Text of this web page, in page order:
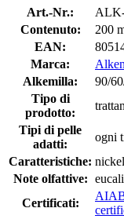
Art.-Nr.:
Contenuto:
200
EAN:
Marca:
Alkemilla:
90/
Tipo di
prodotto:
Tipi di pelle
adatti:
ogni
Caratteristiche:
Note olfattive:
Certificati: